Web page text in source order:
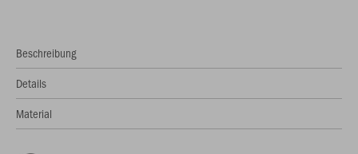
Beschreibung
Details
Material